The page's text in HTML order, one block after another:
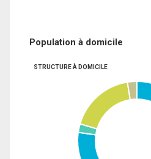
Population à domicile
STRUCTURE À DOMICILE